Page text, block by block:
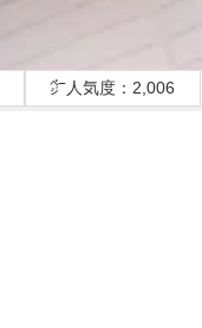
㌻人気度：2,006